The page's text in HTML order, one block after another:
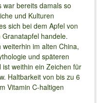
war bereits damals so
und Kulturen
sich bei dem Apfel von
handele.
im alten China,
und späteren
weithin ein Zeichen für
Haltbarkeit von bis zu 6
Vitamin C-haltigen